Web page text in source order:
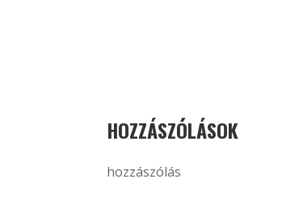
HOZZÁSZÓLÁSOK
hozzászólás